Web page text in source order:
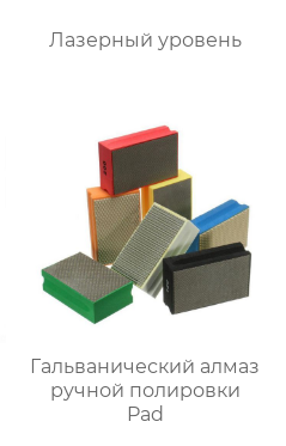
Лазерный уровень
Гальванический алмаз
ручной полировки
Pad